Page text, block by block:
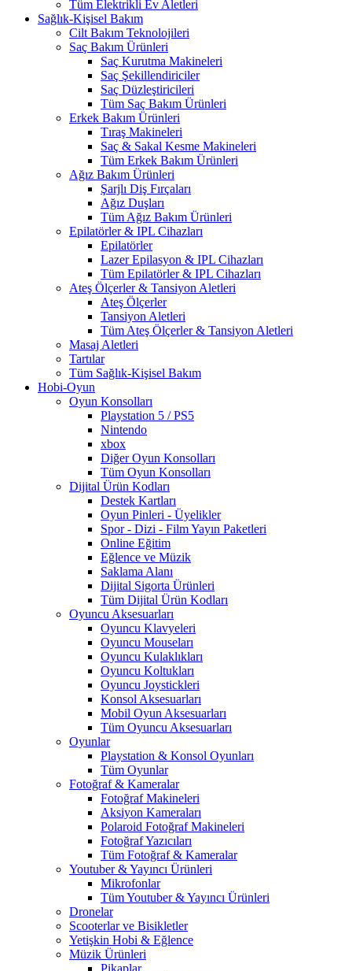
Tüm Elektrikli Ev Aletleri
Sağlık-Kişisel Bakım
Cilt Bakım Teknolojileri
Saç Bakım Ürünleri
Saç Kurutma Makineleri
Saç Şekillendiriciler
Saç Düzleştiricileri
Tüm Saç Bakım Ürünleri
Erkek Bakım Ürünleri
Tıraş Makineleri
Saç & Sakal Kesme Makineleri
Tüm Erkek Bakım Ürünleri
Ağız Bakım Ürünleri
Şarjlı Diş Fırçaları
Ağız Duşları
Tüm Ağız Bakım Ürünleri
Epilatörler & IPL Cihazları
Epilatörler
Lazer Epilasyon & IPL Cihazları
Tüm Epilatörler & IPL Cihazları
Ateş Ölçerler & Tansiyon Aletleri
Ateş Ölçerler
Tansiyon Aletleri
Tüm Ateş Ölçerler & Tansiyon Aletleri
Masaj Aletleri
Tartılar
Tüm Sağlık-Kişisel Bakım
Hobi-Oyun
Oyun Konsolları
Playstation 5 / PS5
Nintendo
xbox
Diğer Oyun Konsolları
Tüm Oyun Konsolları
Dijital Ürün Kodları
Destek Kartları
Oyun Pinleri - Üyelikler
Spor - Dizi - Film Yayın Paketleri
Online Eğitim
Eğlence ve Müzik
Saklama Alanı
Dijital Sigorta Ürünleri
Tüm Dijital Ürün Kodları
Oyuncu Aksesuarları
Oyuncu Klavyeleri
Oyuncu Mouseları
Oyuncu Kulaklıkları
Oyuncu Koltukları
Oyuncu Joystickleri
Konsol Aksesuarları
Mobil Oyun Aksesuarları
Tüm Oyuncu Aksesuarları
Oyunlar
Playstation & Konsol Oyunları
Tüm Oyunlar
Fotoğraf & Kameralar
Fotoğraf Makineleri
Aksiyon Kameraları
Polaroid Fotoğraf Makineleri
Fotoğraf Yazıcıları
Tüm Fotoğraf & Kameralar
Youtuber & Yayıncı Ürünleri
Mikrofonlar
Tüm Youtuber & Yayıncı Ürünleri
Dronelar
Scooterlar ve Bisikletler
Yetişkin Hobi & Eğlence
Müzik Ürünleri
Pikaplar